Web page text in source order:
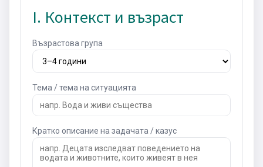
I. Контекст и възраст
Възрастова група
Тема / тема на ситуацията
Кратко описание на задачата / казус